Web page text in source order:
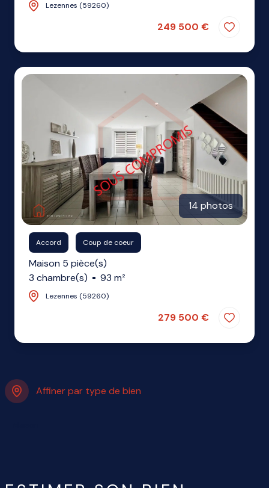
Lezennes (59260)
249 500 €
14 photos
Accord Coup de coeur
Maison 5 pièce(s)
3 chambre(s)
93 m²
Lezennes (59260)
279 500 €
Affiner par type de bien